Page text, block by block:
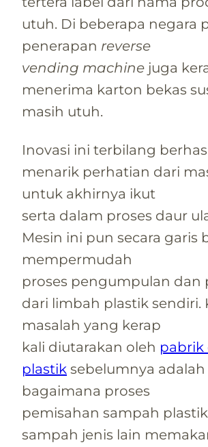
utuh. Di beberapa negara
penerapan reverse
vending machine juga
menerima karton bekas
masih utuh.
Inovasi ini terbilang
menarik perhatian dari
untuk akhirnya ikut
serta dalam proses daur
Mesin ini pun secara garis
mempermudah
proses pengumpulan dan
dari limbah plastik sendiri.
masalah yang kerap
kali diutarakan oleh pabrik
plastik sebelumnya adalah
bagaimana proses
pemisahan sampah
sampah jenis lain